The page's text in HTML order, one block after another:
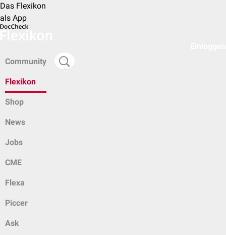
Das Flexikon
als App
Community
Flexikon
Shop
News
Jobs
CME
Flexa
Piccer
Ask